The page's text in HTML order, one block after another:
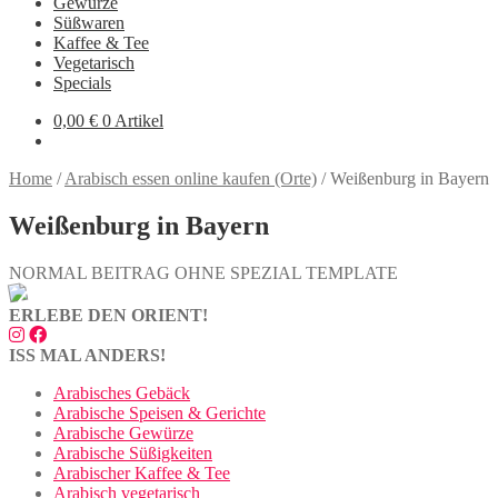
Süßwaren
Kaffee & Tee
Vegetarisch
Specials
0,00 € 0 Artikel
Home /Arabisch essen online kaufen (Orte) /Weißenburg in Bayern
Weißenburg in Bayern
NORMAL BEITRAG OHNE SPEZIAL TEMPLATE
ERLEBE DEN ORIENT!
ISS MAL ANDERS!
Arabisches Gebäck
Arabische Speisen & Gerichte
Arabische Gewürze
Arabische Süßigkeiten
Arabischer Kaffee & Tee
Arabisch vegetarisch